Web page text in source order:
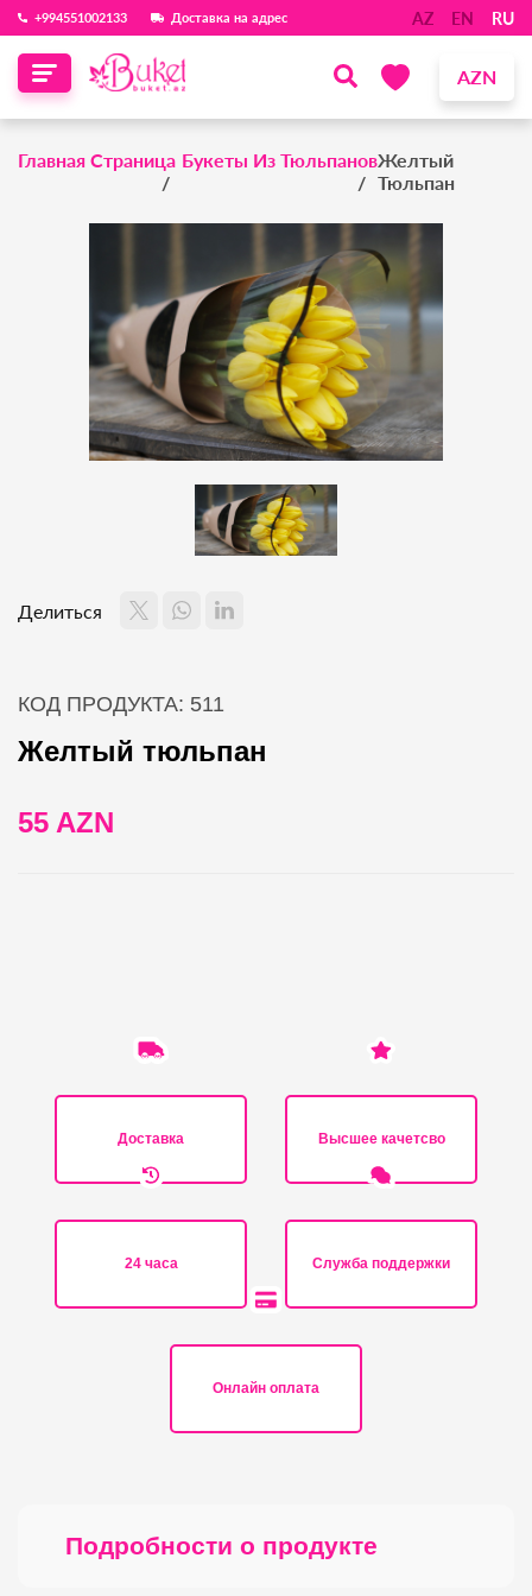
‪+994551002133‬ Доставка на адрес AZ EN RU
AZN
Главная Страница Букеты Из ТюльпановЖелтый
Тюльпан
Делиться
КОД ПРОДУКТА: 511
Желтый тюльпан
55 AZN
Доставка Высшее качетсво
24 часа Служба поддержки
Онлайн оплата
Подробности о продукте